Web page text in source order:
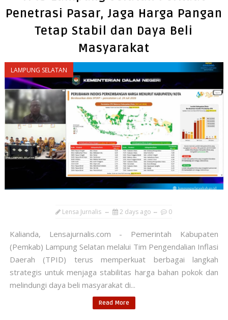
Penetrasi Pasar, Jaga Harga Pangan
Tetap Stabil dan Daya Beli
Masyarakat
LAMPUNG SELATAN
Lensa Jurnalis 2 days ago 0
Kalianda, Lensajurnalis.com - Pemerintah Kabupaten
(Pemkab) Lampung Selatan melalui Tim Pengendalian Inflasi
Daerah (TPID) terus memperkuat berbagai langkah
strategis untuk menjaga stabilitas harga bahan pokok dan
melindungi daya beli masyarakat di...
Read More